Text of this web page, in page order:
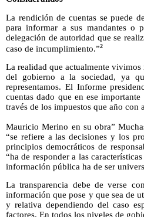
La rendición de cuentas se puede
para informar a sus mandantes o
delegación de autoridad que se
caso de incumplimiento.”2
La realidad que actualmente vivimos
del gobierno a la sociedad, ya
representamos. El Informe
cuentas dado que en ese
través de los impuestos que año con
Mauricio Merino en su obra”
“se refiere a las decisiones y los
principios democráticos de
“ha de responder a las
información pública ha de ser
La transparencia debe de verse
información que pose y que sea de
y relativa dependiendo del caso
factores. En todos los niveles de